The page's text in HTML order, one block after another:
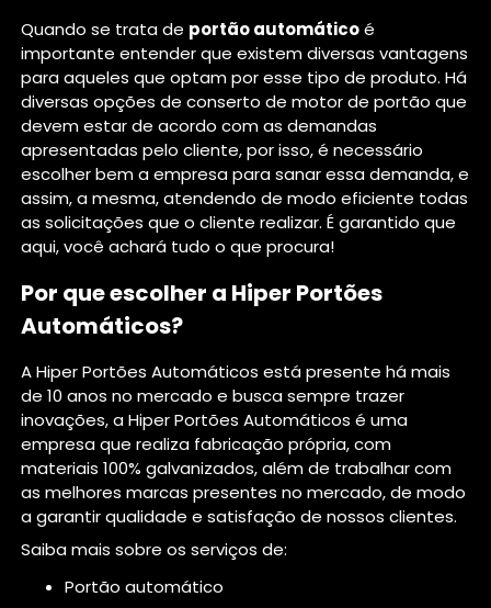
Quando se trata de portão automáticoé
importante entender que existem diversas vantagens
para aqueles que optam por esse tipo de produto. Há
diversas opções de conserto de motor de portão que
devem estar de acordo com as demandas
apresentadas pelo cliente, por isso, é necessário
escolher bem a empresa para sanar essa demanda, e
assim, a mesma, atendendo de modo eficiente todas
as solicitações que o cliente realizar. É garantido que
aqui, você achará tudo o que procura!
Por que escolher a Hiper Portões
Automáticos?
A Hiper Portões Automáticos está presente há mais
de 10 anos no mercado e busca sempre trazer
inovações, a Hiper Portões Automáticos é uma
empresa que realiza fabricação própria, com
materiais 100% galvanizados, além de trabalhar com
as melhores marcas presentes no mercado, de modo
a garantir qualidade e satisfação de nossos clientes.
Saiba mais sobre os serviços de:
portão automático